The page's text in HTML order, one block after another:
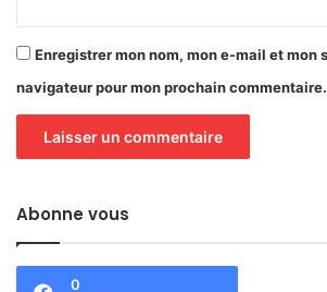
Enregistrer mon nom, mon e-mail et mon
navigateur pour mon prochain commentaire.
Abonne vous
0